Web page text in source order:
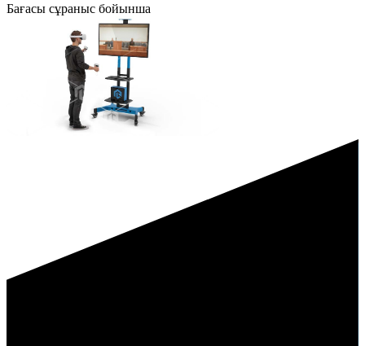
Бағасы сұраныс бойынша